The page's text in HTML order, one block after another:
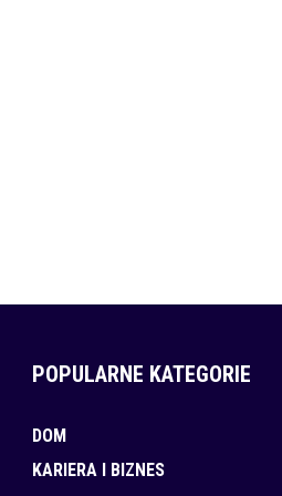
POPULARNE KATEGORIE
DOM
KARIERA I BIZNES